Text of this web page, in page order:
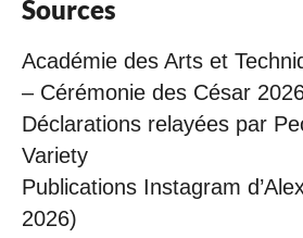
Sources
Académie des Arts et
– Cérémonie des César
Déclarations relayées par
Variety
Publications Instagram
2026)